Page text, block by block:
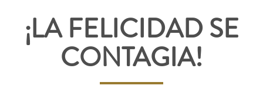
¡LA FELICIDAD SE
CONTAGIA!